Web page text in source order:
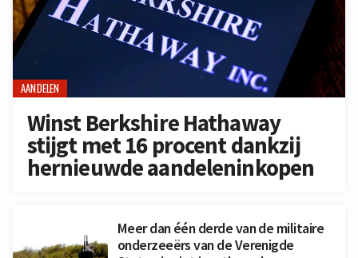
AANDELEN
Winst Berkshire Hathaway
stijgt met 16 procent dankzij
hernieuwde aandeleninkopen
Meer dan één derde van de militaire
onderzeeërs van de Verenigde